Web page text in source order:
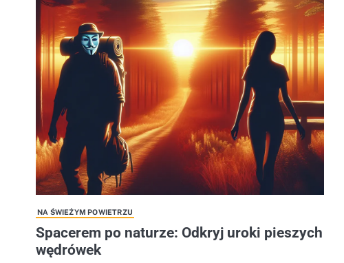
NA ŚWIEŻYM POWIETRZU
Spacerem po naturze: Odkryj uroki pieszych
wędrówek